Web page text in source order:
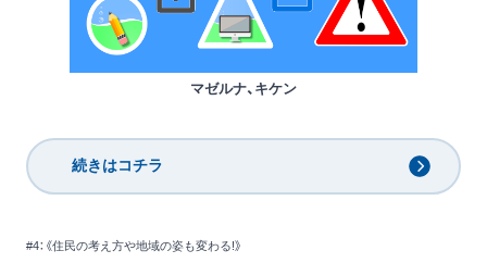
マゼルナ、キケン
続きはコチラ
#4：《住民の考え方や地域の姿も変わる!》